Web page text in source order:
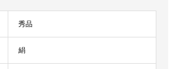
秀品
絹